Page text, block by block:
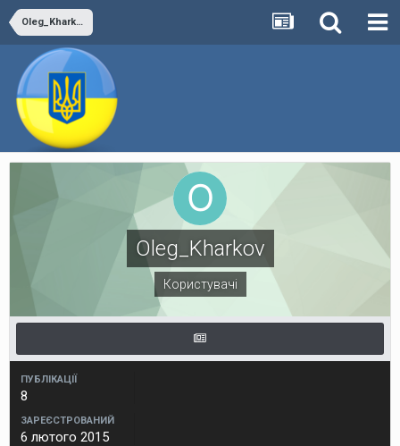
Oleg_Kharkov
Oleg_Kharkov
Користувачі
ПУБЛІКАЦІЇ
8
ЗАРЕЄСТРОВАНИЙ
6 лютого 2015